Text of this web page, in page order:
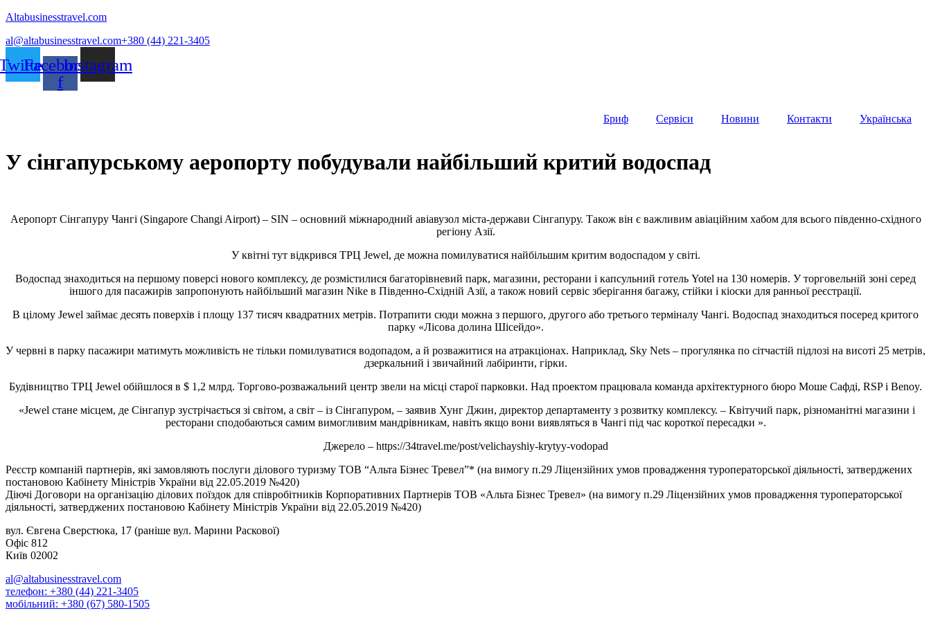
Altabusinesstravel.com
al@altabusinesstravel.com+380 (44) 221-3405
Facebook-
f
Instagram
Бриф Сервіси Новини Контакти Українська
У сінгапурському аеропорту побудували найбільший критий водоспад
Аеропорт Сінгапуру Чангі (Singapore Changi Airport) – SIN – основний міжнародний авіавузол міста-держави Сінгапуру. Також він є важливим авіаційним хабом для всього південно-східного
регіону Азії.
У квітні тут відкрився ТРЦ Jewel, де можна помилуватися найбільшим критим водоспадом у світі.
Водоспад знаходиться на першому поверсі нового комплексу, де розмістилися багаторівневий парк, магазини, ресторани і капсульний готель Yotel на 130 номерів. У торговельній зоні серед
іншого для пасажирів запропонують найбільший магазин Nike в Південно-Східній Азії, а також новий сервіс зберігання багажу, стійки і кіоски для ранньої реєстрації.
В цілому Jewel займає десять поверхів і площу 137 тисяч квадратних метрів. Потрапити сюди можна з першого, другого або третього терміналу Чангі. Водоспад знаходиться посеред критого
парку «Лісова долина Шісейдо».
У червні в парку пасажири матимуть можливість не тільки помилуватися водопадом, а й розважитися на атракціонах. Наприклад, Sky Nets – прогулянка по сітчастій підлозі на висоті 25 метрів,
дзеркальний і звичайний лабіринти, гірки.
Будівництво ТРЦ Jewel обійшлося в $ 1,2 млрд. Торгово-розважальний центр звели на місці старої парковки. Над проектом працювала команда архітектурного бюро Моше Сафді, RSP і Benoy.
«Jewel стане місцем, де Сінгапур зустрічається зі світом, а світ – із Сінгапуром, – заявив Хунг Джин, директор департаменту з розвитку комплексу. – Квітучий парк, різноманітні магазини і
ресторани сподобаються самим вимогливим мандрівникам, навіть якщо вони виявляться в Чангі під час короткої пересадки ».
Джерело – https://34travel.me/post/velichayshiy-krytyy-vodopad
Реєстр компаній партнерів, які замовляють послуги ділового туризму ТОВ “Альта Бізнес Тревел”* (на вимогу п.29 Ліцензійних умов провадження туроператорської діяльності, затверджених
постановою Кабінету Міністрів України від 22.05.2019 №420)
Діючі Договори на організацію ділових поїздок для співробітників Корпоративних Партнерів ТОВ «Альта Бізнес Тревел» (на вимогу п.29 Ліцензійних умов провадження туроператорської
діяльності, затверджених постановою Кабінету Міністрів України від 22.05.2019 №420)
вул. Євгена Сверстюка, 17 (раніше вул. Марини Раскової)
Офіс 812
Київ 02002
al@altabusinesstravel.com
телефон: +380 (44) 221-3405
мобільний: +380 (67) 580-1505